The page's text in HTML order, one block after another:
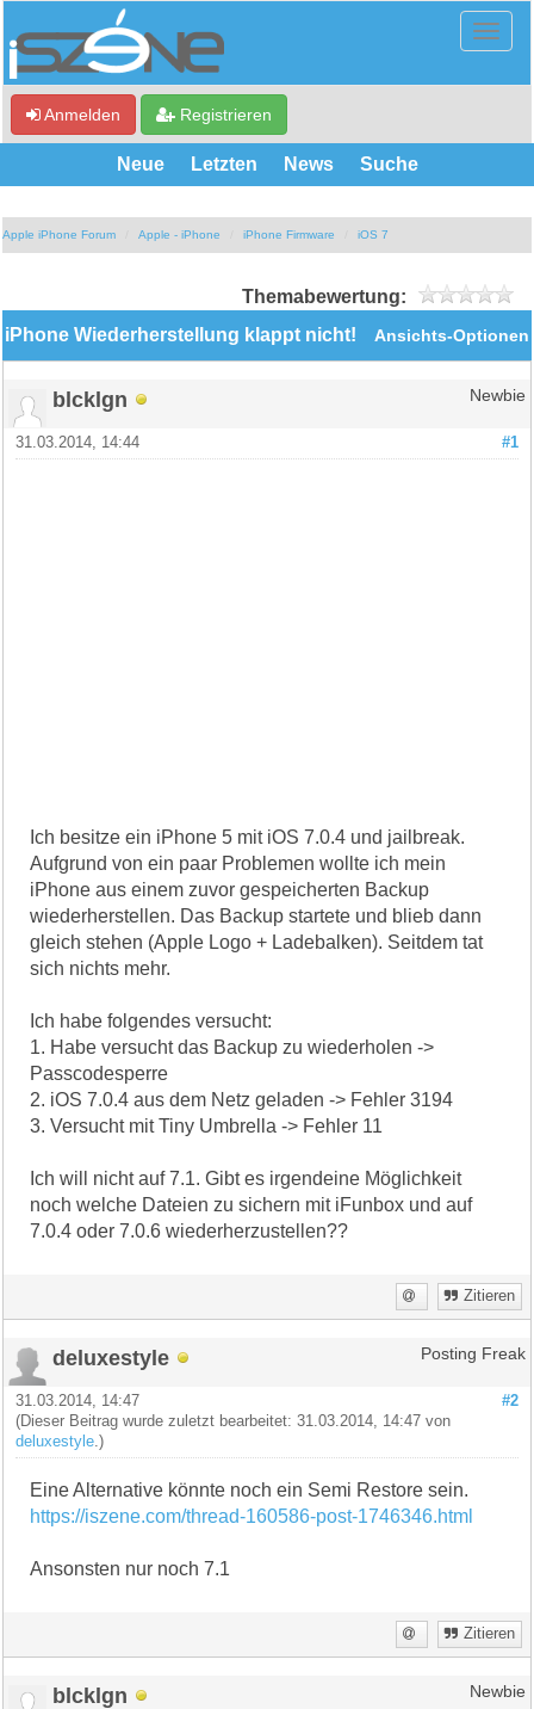
Anmelden Registrieren
Neue Letzten News Suche
Apple iPhone Forum Apple - iPhone iPhone Firmware iOS 7
Themabewertung:
Ansichts-Optionen
iPhone Wiederherstellung klappt nicht!
blcklgn Newbie
#1
31.03.2014, 14:44
Ich besitze ein iPhone 5 mit iOS 7.0.4 und jailbreak.
Aufgrund von ein paar Problemen wollte ich mein
iPhone aus einem zuvor gespeicherten Backup
wiederherstellen. Das Backup startete und blieb dann
gleich stehen (Apple Logo + Ladebalken). Seitdem tat
sich nichts mehr.
Ich habe folgendes versucht:
1. Habe versucht das Backup zu wiederholen ->
Passcodesperre
2. iOS 7.0.4 aus dem Netz geladen -> Fehler 3194
3. Versucht mit Tiny Umbrella -> Fehler 11
Ich will nicht auf 7.1. Gibt es irgendeine Möglichkeit
noch welche Dateien zu sichern mit iFunbox und auf
7.0.4 oder 7.0.6 wiederherzustellen??
Zitieren
deluxestyle Posting Freak
#2
31.03.2014, 14:47
(Dieser Beitrag wurde zuletzt bearbeitet: 31.03.2014, 14:47 von
deluxestyle .)
Eine Alternative könnte noch ein Semi Restore sein.
https://iszene.com/thread-160586-post-1746346.html
Ansonsten nur noch 7.1
Zitieren
blcklgn Newbie